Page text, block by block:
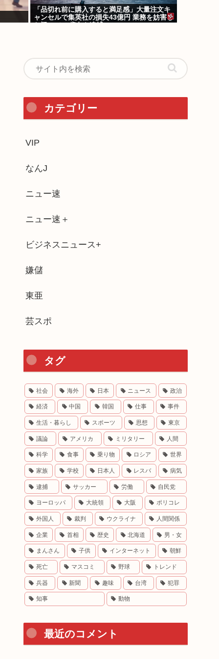
「品切れ前に購入すると満足感」大量注文キ
ャンセルで集英社の損失43億円 業務を妨害し
カテゴリー
VIP
なんJ
ニュー速
ニュー速＋
ビジネスニュース+
嫌儲
東亜
芸スポ
タグ
社会 海外 日本 ニュース 政治
経済 中国 韓国 仕事 事件
生活・暮らし スポーツ 思想 東京
議論 アメリカ ミリタリー 人間
科学 食事 乗り物 ロシア 世界
家族 学校 日本人 レスバ 病気
逮捕 サッカー 労働 自民党
ヨーロッパ 大統領 大阪 ポリコレ
外国人 裁判 ウクライナ 人間関係
企業 首相 歴史 北海道 男・女
まんさん 子供 インターネット 朝鮮
死亡 マスコミ 野球 トレンド
兵器 新聞 趣味 台湾 犯罪
知事 動物
最近のコメント